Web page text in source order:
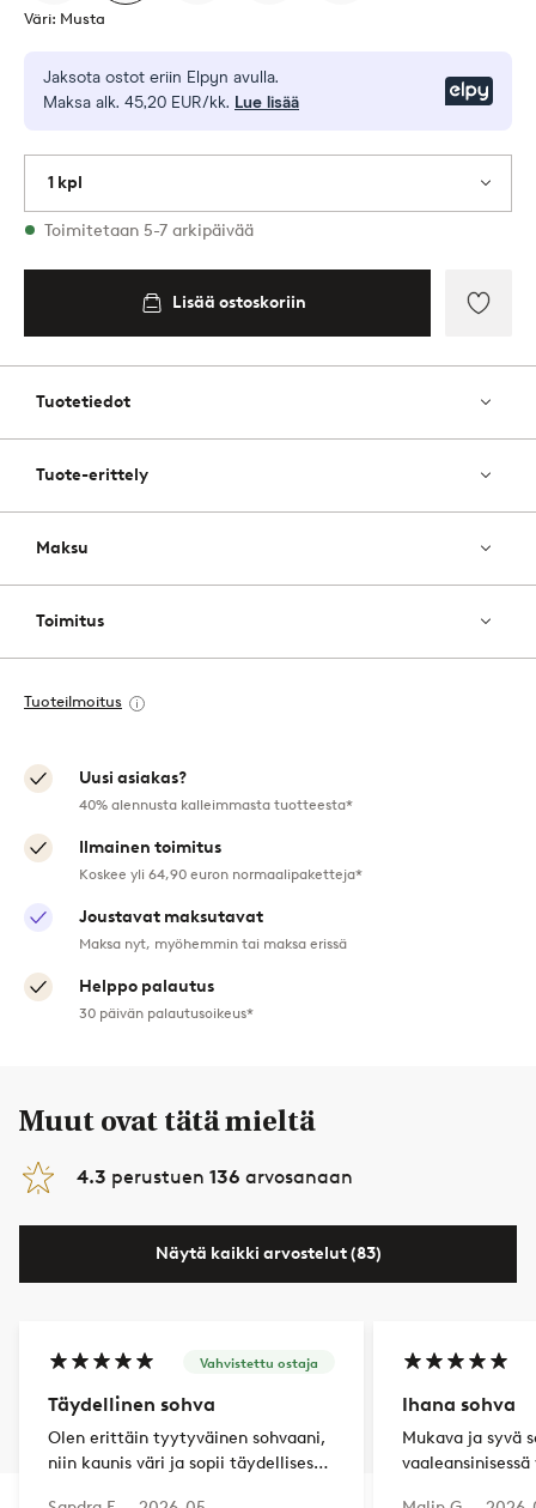
Väri: Musta
Jaksota ostot eriin Elpyn avulla.
Maksa alk. 45,20 EUR/kk. Lue lisää
1 kpl
Varastossa
Toimitetaan 5-7 arkipäivää
Lisää ostoskoriin
Tuotetiedot
Tuote-erittely
Maksu
Toimitus
Tuoteilmoitus
Uusi asiakas?
40% alennusta kalleimmasta tuotteesta*
Ilmainen toimitus
Koskee yli 64,90 euron normaalipaketteja*
Joustavat maksutavat
Maksa nyt, myöhemmin tai maksa erissä
Helppo palautus
30 päivän palautusoikeus*
Muut ovat tätä mieltä
4.3 perustuen 136 arvosanaan
Näytä kaikki arvostelut (83)
Vahvistettu ostaja
Täydellinen sohva
Olen erittäin tyytyväinen sohvaani,
niin kaunis väri ja sopii täydellisesti
Ihana sohva
Mukava ja syvä
vaaleansinisessä